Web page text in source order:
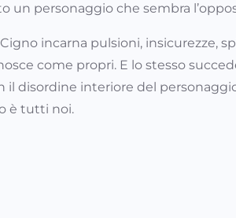
un personaggio che sembra
incarna pulsioni, insicurezze,
come propri. E lo stesso
disordine interiore del
è tutti noi.